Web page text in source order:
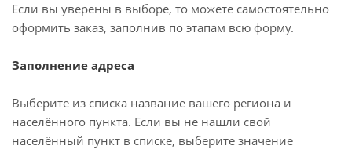
Если вы уверены в выборе, то можете самостоятельно
оформить заказ, заполнив по этапам всю форму.
Заполнение адреса
Выберите из списка название вашего региона и
населённого пункта. Если вы не нашли свой
населённый пункт в списке, выберите значение